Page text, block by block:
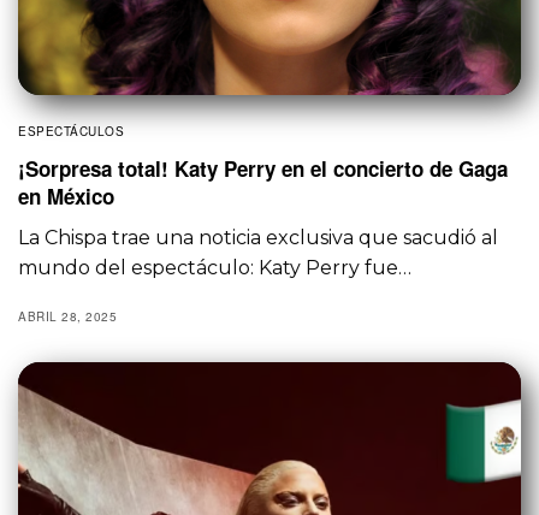
ESPECTÁCULOS
¡Sorpresa total! Katy Perry en el concierto de Gaga
en México
La Chispa trae una noticia exclusiva que sacudió al
mundo del espectáculo: Katy Perry fue…
ABRIL 28, 2025